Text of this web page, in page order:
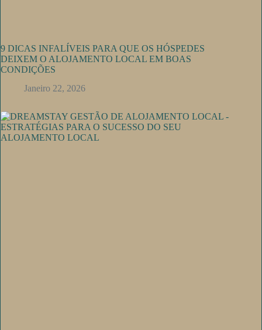
9 DICAS INFALÍVEIS PARA QUE OS HÓSPEDES
DEIXEM O ALOJAMENTO LOCAL EM BOAS
CONDIÇÕES
Janeiro 22, 2026